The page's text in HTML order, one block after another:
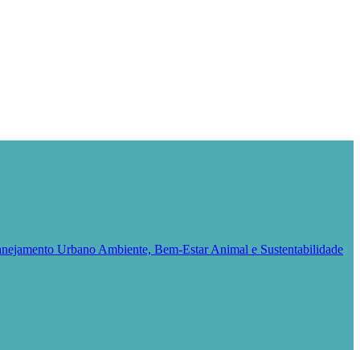
Urbano Ambiente, Bem-Estar Animal e Sustentabilidade